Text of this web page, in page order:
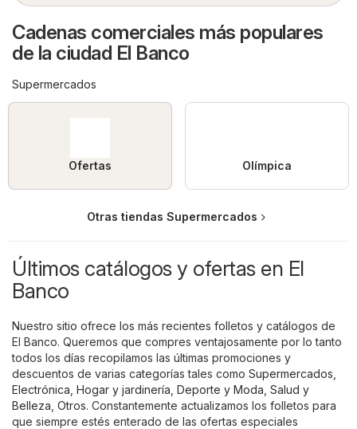
Cadenas comerciales más populares
de la ciudad El Banco
Supermercados
Ofertas Olímpica
Otras tiendas Supermercados
Últimos catálogos y ofertas en El
Banco
Nuestro sitio ofrece los más recientes folletos y catálogos de
El Banco. Queremos que compres ventajosamente por lo tanto
todos los días recopilamos las últimas promociones y
descuentos de varias categorías tales como Supermercados
Electrónica Hogar y jardinería Deporte y Moda Salud y
Belleza Otros. Constantemente actualizamos los folletos para
que siempre estés enterado de las ofertas especiales